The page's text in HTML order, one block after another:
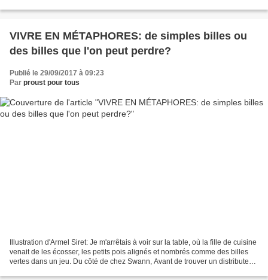
VIVRE EN MÉTAPHORES: de simples billes ou
des billes que l'on peut perdre?
Publié le 29/09/2017 à 09:23
Par proust pour tous
Illustration d'Armel Siret: Je m'arrêtais à voir sur la table, où la fille de cuisine
venait de les écosser, les petits pois alignés et nombrés comme des billes
vertes dans un jeu. Du côté de chez Swann, Avant de trouver un distributeur